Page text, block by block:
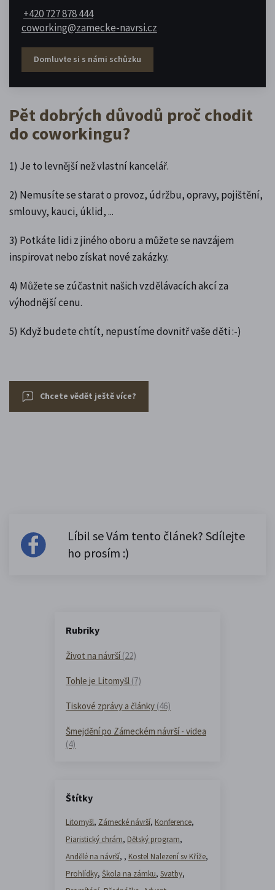
+420 727 878 444
coworking@zamecke-navrsi.cz
Domluvte si s námi schůzku
Pět dobrých důvodů proč chodit
do coworkingu?
1) Je to levnější než vlastní kancelář.
2) Nemusíte se starat o provoz, údržbu, opravy, pojištění,
smlouvy, kauci, úklid, ...
3) Potkáte lidi z jiného oboru a můžete se navzájem
inspirovat nebo získat nové zakázky.
4) Můžete se zúčastnit našich vzdělávacích akcí za
výhodnější cenu.
5) Když budete chtít, nepustíme dovnitř vaše děti :-)
Chcete vědět ještě více?
Líbil se Vám tento článek? Sdílejte
ho prosím :)
Rubriky
Život na návrší(22)
Tohle je Litomyšl (7)
Tiskové zprávy a články (46)
Šmejdění po Zámeckém návrší - videa
(4)
Štítky
Litomyšl, Zámecké návrší, Konference,
Piaristický chrám, Dětský program,
Andělé na návrší, , Kostel Nalezení sv Kříže,
Prohlídky, Škola na zámku, Svatby,